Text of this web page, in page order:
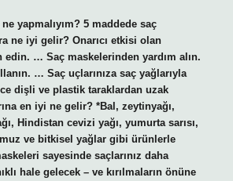
ne yapmalıyım? 5 maddede saç
ne iyi gelir? Onarıcı etkisi olan
edin. … Saç maskelerinden yardım alın.
… Saç uçlarınıza saç yağlarıyla
dişli ve plastik taraklardan uzak
en iyi ne gelir? *Bal, zeytinyağı,
Hindistan cevizi yağı, yumurta sarısı,
ve bitkisel yağlar gibi ürünlerle
sayesinde saçlarınız daha
hale gelecek – ve kırılmaların önüne